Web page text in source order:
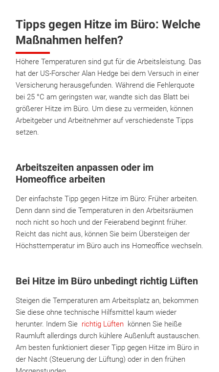
Tipps gegen Hitze im Büro: Welche
Maßnahmen helfen?
Höhere Temperaturen sind gut für die Arbeitsleistung. Das
hat der US-Forscher Alan Hedge bei dem Versuch in einer
Versicherung herausgefunden. Während die Fehlerquote
bei 25 °C am geringsten war, wandte sich das Blatt bei
größerer Hitze im Büro. Um diese zu vermeiden, können
Arbeitgeber und Arbeitnehmer auf verschiedenste Tipps
setzen.
Arbeitszeiten anpassen oder im
Homeoffice arbeiten
Der einfachste Tipp gegen Hitze im Büro: Früher arbeiten.
Denn dann sind die Temperaturen in den Arbeitsräumen
noch nicht so hoch und der Feierabend beginnt früher.
Reicht das nicht aus, können Sie beim Übersteigen der
Höchsttemperatur im Büro auch ins Homeoffice wechseln.
Bei Hitze im Büro unbedingt richtig Lüften
Steigen die Temperaturen am Arbeitsplatz an, bekommen
Sie diese ohne technische Hilfsmittel kaum wieder
herunter. Indem Sie richtig Lüften können Sie heiße
Raumluft allerdings durch kühlere Außenluft austauschen.
Am besten funktioniert dieser Tipp gegen Hitze im Büro in
der Nacht (Steuerung der Lüftung) oder in den frühen